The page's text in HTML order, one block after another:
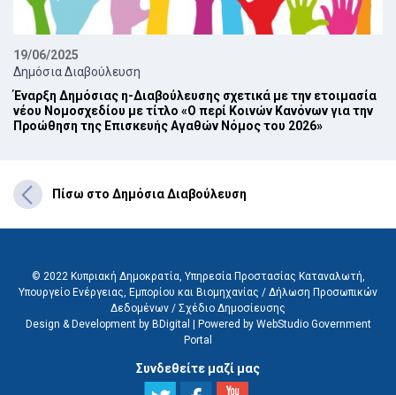
19/06/2025
Δημόσια Διαβούλευση
Έναρξη Δημόσιας η-Διαβούλευσης σχετικά με την ετοιμασία
νέου Νομοσχεδίου με τίτλο «Ο περί Κοινών Κανόνων για την
Προώθηση της Επισκευής Αγαθών Νόμος του 2026»
Πίσω στο Δημόσια Διαβούλευση
© 2022 Κυπριακή Δημοκρατία, Υπηρεσία Προστασίας Καταναλωτή,
Υπουργείο Ενέργειας, Εμπορίου και Βιομηχανίας / Δήλωση Προσωπικών
Δεδομένων / Σχέδιο Δημοσίευσης
Design & Development by BDigital
Powered by WebStudio Government
Portal
Συνδεθείτε μαζί μας